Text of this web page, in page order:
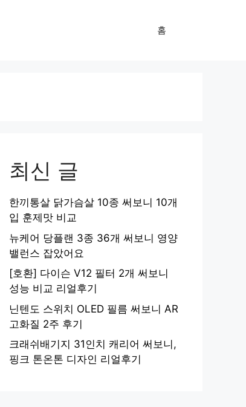
홈
최신 글
한끼통살 닭가슴살 10종 써보니 10개
입 훈제맛 비교
뉴케어 당플랜 3종 36개 써보니 영양
밸런스 잡았어요
[호환] 다이슨 V12 필터 2개 써보니
성능 비교 리얼후기
닌텐도 스위치 OLED 필름 써보니 AR
고화질 2주 후기
크래쉬배기지 31인치 캐리어 써보니,
핑크 톤온톤 디자인 리얼후기